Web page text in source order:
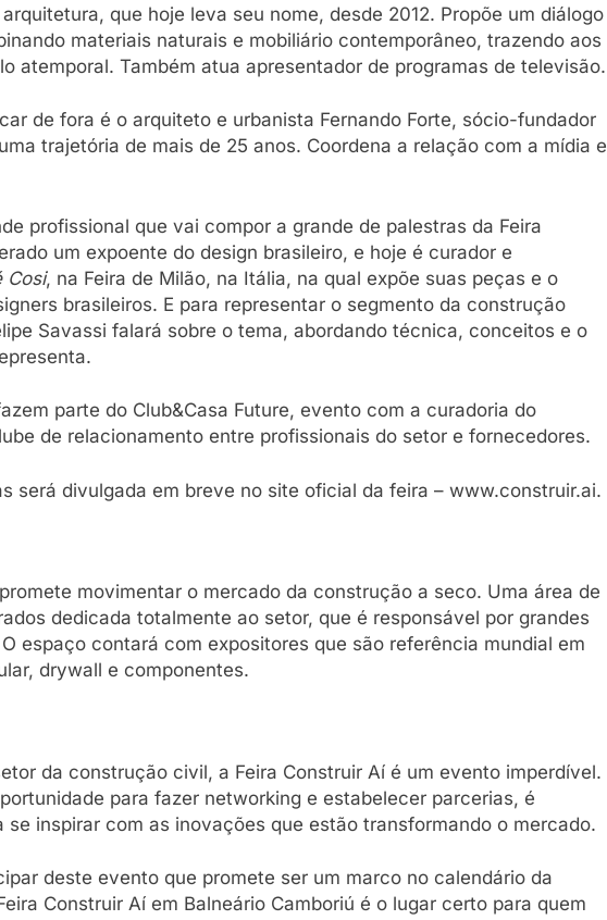
que hoje leva seu nome, desde 2012. Propõe um diálogo
materiais naturais e mobiliário contemporâneo, trazendo aos
atemporal. Também atua apresentador de programas de televisão.
de fora é o arquiteto e urbanista Fernando Forte, sócio-fundador
trajetória de mais de 25 anos. Coordena a relação com a mídia e
profissional que vai compor a grande de palestras da Feira
um expoente do design brasileiro, e hoje é curador e
Cosi, na Feira de Milão, na Itália, na qual expõe suas peças e o
brasileiros. E para representar o segmento da construção
Savassi falará sobre o tema, abordando técnica, conceitos e o
parte do Club&Casa Future, evento com a curadoria do
de relacionamento entre profissionais do setor e fornecedores.
será divulgada em breve no site oficial da feira – www.construir.ai.
movimentar o mercado da construção a seco. Uma área de
dedicada totalmente ao setor, que é responsável por grandes
espaço contará com expositores que são referência mundial em
drywall e componentes.
da construção civil, a Feira Construir Aí é um evento imperdível.
para fazer networking e estabelecer parcerias, é
inspirar com as inovações que estão transformando o mercado.
deste evento que promete ser um marco no calendário da
Construir Aí em Balneário Camboriú é o lugar certo para quem